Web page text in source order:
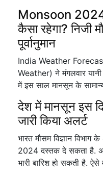
Monsoon
कैसा रहेगा? निजी
पूर्वानुमान
India Weather
Weather) ने मंगलवार
में इस साल मानसून के
देश में मानसून इस
जारी किया अलर्ट
भारत मौसम विज्ञान
2024 दस्तक दे सकता है.
भारी बारिश हो सकती है.